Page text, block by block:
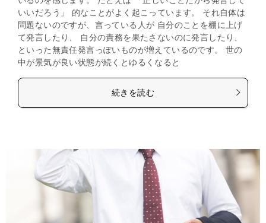
いいだろう」 的なことがよく起こっています。 それ自体は
問題ないのですが、言っている人が 自分のことを棚に上げ
て発言したり、 自分の責務を果たさないのに発言したり、
といった無責任発言っぽいものが増えているのです。 世の
中が景気が良い状態が続くとゆるくなると
続きを読む